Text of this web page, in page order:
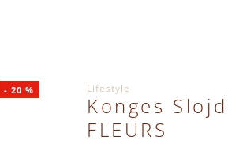
- 20 % Lifestyle
Konges Slojd
FLEURS